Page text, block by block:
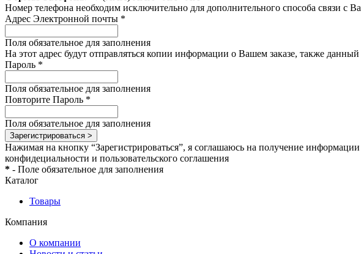
Номер телефона необходим исключительно для дополнительного способа связи с
Адрес Электронной почты *
Поля обязательное для заполнения
На этот адрес будут отправляться копии информации о Вашем заказе, также
Пароль *
Поля обязательное для заполнения
Повторите Пароль *
Поля обязательное для заполнения
Зарегистрироваться >
Нажимая на кнопку “Зарегистрироваться”, я соглашаюсь на получение
конфидециальности и пользовательского соглашения
* - Поле обязательное для заполнения
Каталог
Товары
Компания
О компании